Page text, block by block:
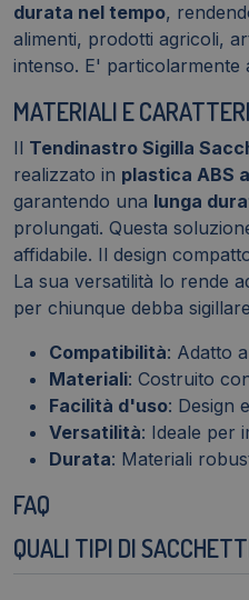
durata nel tempo,
alimenti, prodotti agricoli,
intenso. E' particolarmente
MATERIALI E
Il Tendinastro Sigilla
realizzato in plastica ABS
garantendo una lunga
prolungati. Questa
affidabile. Il design
La sua versatilità lo rende
per chiunque debba
Compatibilità: Adatto
Materiali: Costruito
Facilità d'uso: Design
Versatilità: Ideale per
Durata: Materiali
FAQ
QUALI TIPI DI